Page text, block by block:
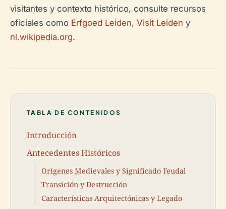
visitantes y contexto histórico, consulte recursos
oficiales como Erfgoed Leiden, Visit Leiden y
nl.wikipedia.org.
TABLA DE CONTENIDOS
Introducción
Antecedentes Históricos
Orígenes Medievales y Significado Feudal
Transición y Destrucción
Características Arquitectónicas y Legado